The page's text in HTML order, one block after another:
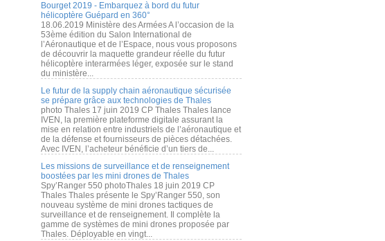
Bourget 2019 - Embarquez à bord du futur
hélicoptère Guépard en 360°
18.06.2019 Ministère des Armées A l’occasion de la
53ème édition du Salon International de
l’Aéronautique et de l’Espace, nous vous proposons
de découvrir la maquette grandeur réelle du futur
hélicoptère interarmées léger, exposée sur le stand
du ministère...
Le futur de la supply chain aéronautique sécurisée
se prépare grâce aux technologies de Thales
photo Thales 17 juin 2019 CP Thales Thales lance
IVEN, la première plateforme digitale assurant la
mise en relation entre industriels de l’aéronautique et
de la défense et fournisseurs de pièces détachées.
Avec IVEN, l’acheteur bénéficie d’un tiers de...
Les missions de surveillance et de renseignement
boostées par les mini drones de Thales
Spy’Ranger 550 photoThales 18 juin 2019 CP
Thales Thales présente le Spy’Ranger 550, son
nouveau système de mini drones tactiques de
surveillance et de renseignement. Il complète la
gamme de systèmes de mini drones proposée par
Thales. Déployable en vingt...